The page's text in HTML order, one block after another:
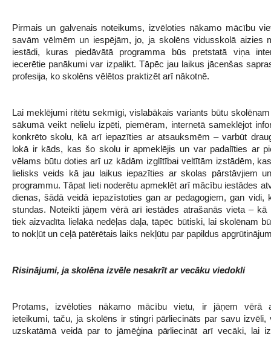
Pirmais un galvenais noteikums, izvēloties nākamo mācību
savām vēlmēm un iespējām, jo, ja skolēns vidusskolā aizies
iestādi, kuras piedāvātā programma būs pretstatā viņa
iecerētie panākumi var izpalikt. Tāpēc jau laikus jācenšas
profesija, ko skolēns vēlētos praktizēt arī nākotnē.
Lai meklējumi ritētu sekmīgi, vislabākais variants būtu
sākumā veikt nelielu izpēti, piemēram, internetā sameklējot
konkrēto skolu, kā arī iepazīties ar atsauksmēm – varbūt
lokā ir kāds, kas šo skolu ir apmeklējis un var padalīties ar
vēlams būtu doties arī uz kādām izglītībai veltītām izstādēm,
lielisks veids kā jau laikus iepazīties ar skolas pārstāvjiem
programmu. Tāpat lieti noderētu apmeklēt arī mācību iestādes
dienas, šādā veidā iepazīstoties gan ar pedagogiem, gan vidi,
stundas. Noteikti jāņem vērā arī iestādes atrašanās vieta – kā
tiek aizvadīta lielākā nedēļas daļa, tāpēc būtiski, lai skolēnam
to nokļūt un ceļā patērētais laiks nekļūtu par papildus
Risinājumi, ja skolēna izvēle nesakrīt ar vecāku viedokli
Protams, izvēloties nākamo mācību vietu, ir jāņem vērā
ieteikumi, taču, ja skolēns ir stingri pārliecināts par savu izvēli,
uzskatāmā veidā par to jāmēģina pārliecināt arī vecāki, lai